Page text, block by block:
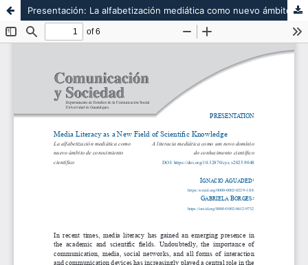
Presentación: La alfabetización mediática como nuevo ámbito de conocimiento científico